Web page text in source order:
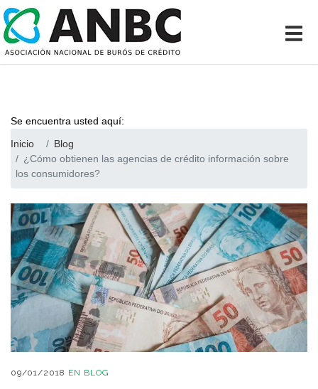
Se encuentra usted aquí:
Inicio
Blog
¿Cómo obtienen las agencias de crédito información sobre
los consumidores?
09/01/2018 EN BLOG